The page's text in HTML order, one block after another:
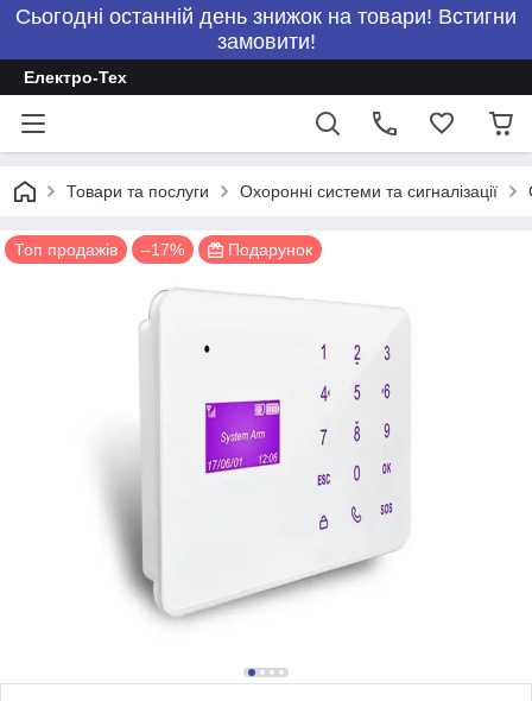
Сьогодні останній день знижок на товари! Встигни
замовити!
Електро-Тех
Товари та послуги Охоронні системи та сигналізації
Топ продажів –17% Подарунок